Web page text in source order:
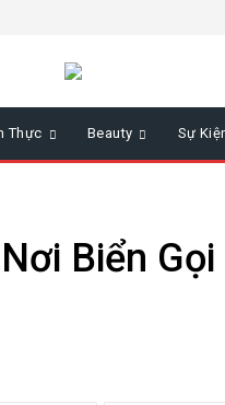
Thực Beauty Sự
Biển